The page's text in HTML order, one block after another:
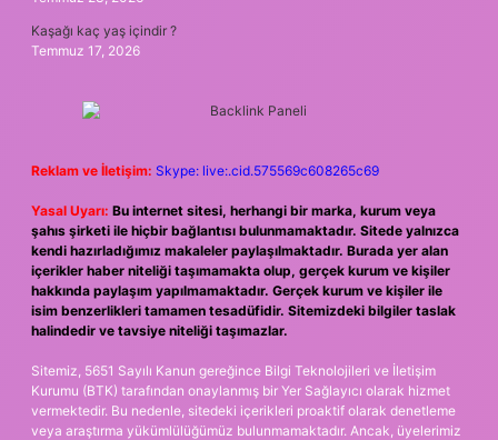
Kaşağı kaç yaş içindir ?
Temmuz 17, 2026
Reklam ve İletişim: Skype: live:.cid.575569c608265c69
Yasal Uyarı: Bu internet sitesi, herhangi bir marka, kurum veya
şahıs şirketi ile hiçbir bağlantısı bulunmamaktadır. Sitede yalnızca
kendi hazırladığımız makaleler paylaşılmaktadır. Burada yer alan
içerikler haber niteliği taşımamakta olup, gerçek kurum ve kişiler
hakkında paylaşım yapılmamaktadır. Gerçek kurum ve kişiler ile
isim benzerlikleri tamamen tesadüfidir. Sitemizdeki bilgiler taslak
halindedir ve tavsiye niteliği taşımazlar.
Sitemiz, 5651 Sayılı Kanun gereğince Bilgi Teknolojileri ve İletişim
Kurumu (BTK) tarafından onaylanmış bir Yer Sağlayıcı olarak hizmet
vermektedir. Bu nedenle, sitedeki içerikleri proaktif olarak denetleme
veya araştırma yükümlülüğümüz bulunmamaktadır. Ancak, üyelerimiz